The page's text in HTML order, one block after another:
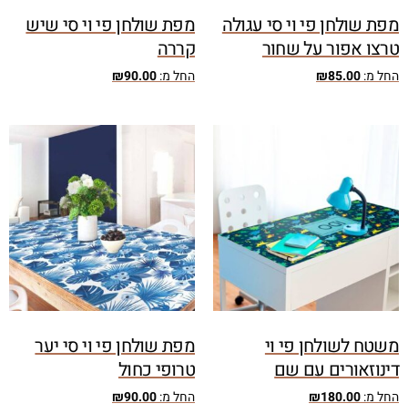
מפת שולחן פי וי סי עגולה
טרצו אפור על שחור
החל מ: ₪85.00
מפת שולחן פי וי סי שיש
קררה
החל מ: ₪90.00
משטח לשולחן פי וי
דינוזאורים עם שם
החל מ: ₪180.00
מפת שולחן פי וי סי יער
טרופי כחול
החל מ: ₪90.00